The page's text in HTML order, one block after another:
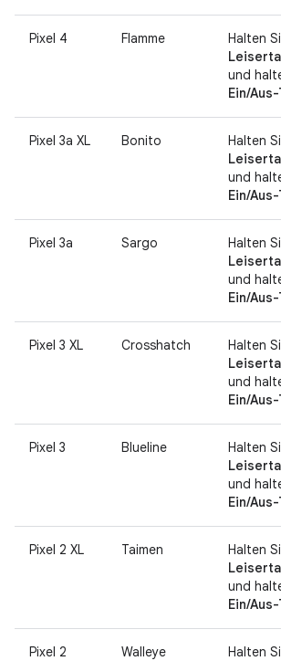
Pixel 4 Flamme
Halten
und
Ein/
Pixel 3a XL Bonito
Halten
und
Ein/
Pixel 3a Sargo
Halten
und
Ein/
Pixel 3 XL Crosshatch
Halten
und
Ein/
Pixel 3 Blueline
Halten
und
Ein/
Pixel 2 XL Taimen
Halten
und
Ein/
Pixel 2 Walleye
Halten